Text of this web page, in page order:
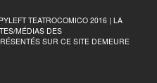
TEATROCOMICO 2016 | LA
MÉDIAS DES
SUR CE SITE DEMEURE